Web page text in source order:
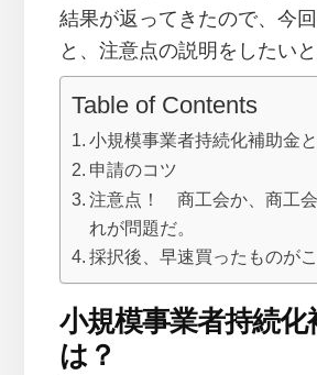
結果が返ってきたので、今
と、注意点の説明をしたいと
Table of Contents
小規模事業者持続化補助金
申請のコツ
注意点！ 商工会か、商工
れが問題だ。
採択後、早速買ったものが
小規模事業者持続化
は？